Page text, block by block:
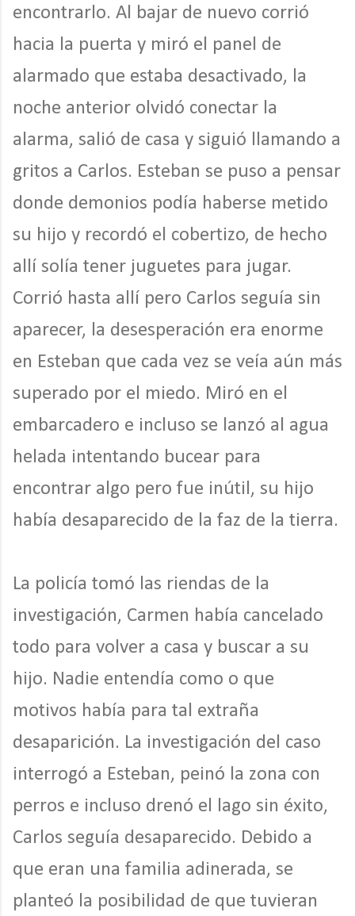
encontrarlo. Al bajar de nuevo corrió
hacia la puerta y miró el panel de
alarmado que estaba desactivado, la
noche anterior olvidó conectar la
alarma, salió de casa y siguió llamando a
gritos a Carlos. Esteban se puso a pensar
donde demonios podía haberse metido
su hijo y recordó el cobertizo, de hecho
allí solía tener juguetes para jugar.
Corrió hasta allí pero Carlos seguía sin
aparecer, la desesperación era enorme
en Esteban que cada vez se veía aún más
superado por el miedo. Miró en el
embarcadero e incluso se lanzó al agua
helada intentando bucear para
encontrar algo pero fue inútil, su hijo
había desaparecido de la faz de la tierra.
La policía tomó las riendas de la
investigación, Carmen había cancelado
todo para volver a casa y buscar a su
hijo. Nadie entendía como o que
motivos había para tal extraña
desaparición. La investigación del caso
interrogó a Esteban, peinó la zona con
perros e incluso drenó el lago sin éxito,
Carlos seguía desaparecido. Debido a
que eran una familia adinerada, se
planteó la posibilidad de que tuvieran